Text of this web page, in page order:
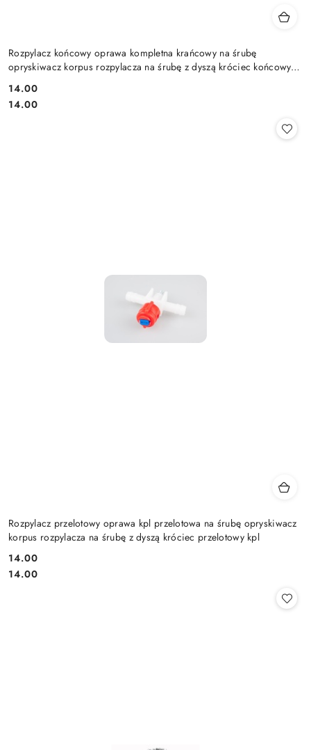
Rozpylacz końcowy oprawa kompletna krańcowy na śrubę
opryskiwacz korpus rozpylacza na śrubę z dyszą króciec końcowy
Cena:
14.00
Cena:
14.00
Rozpylacz przelotowy oprawa kpl przelotowa na śrubę opryskiwacz
korpus rozpylacza na śrubę z dyszą króciec przelotowy kpl
Cena:
14.00
Cena:
14.00